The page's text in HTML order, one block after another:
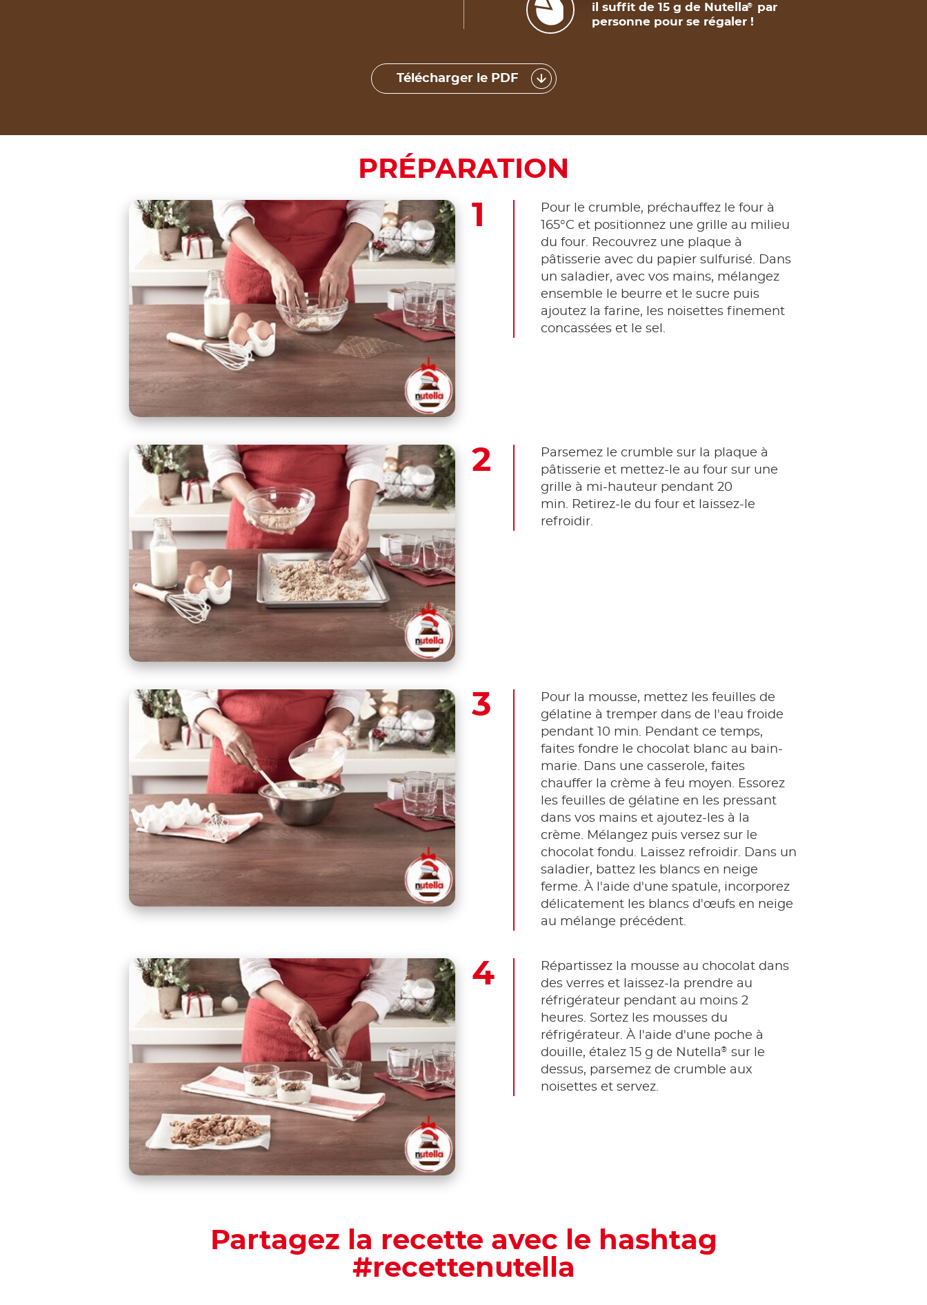
il suffit de 15 g de Nutella®
par
personne pour se régaler !
Télécharger le PDF
PRÉPARATION
Pour le crumble, préchauffez le four à
165°C et positionnez une grille au milieu
du four. Recouvrez une plaque à
pâtisserie avec du papier sulfurisé. Dans
un saladier, avec vos mains, mélangez
ensemble le beurre et le sucre puis
ajoutez la farine, les noisettes finement
concassées et le sel.
Parsemez le crumble sur la plaque à
pâtisserie et mettez-le au four sur une
grille à mi-hauteur pendant 20
min. Retirez-le du four et laissez-le
refroidir.
Pour la mousse, mettez les feuilles de
gélatine à tremper dans de l'eau froide
pendant 10 min. Pendant ce temps,
faites fondre le chocolat blanc au bain-
marie. Dans une casserole, faites
chauffer la crème à feu moyen. Essorez
les feuilles de gélatine en les pressant
dans vos mains et ajoutez-les à la
crème. Mélangez puis versez sur le
chocolat fondu. Laissez refroidir. Dans un
saladier, battez les blancs en neige
ferme. À l'aide d'une spatule, incorporez
délicatement les blancs d'œufs en neige
au mélange précédent.
Répartissez la mousse au chocolat dans
des verres et laissez-la prendre au
réfrigérateur pendant au moins 2
heures. Sortez les mousses du
réfrigérateur. À l'aide d'une poche à
douille, étalez 15 g de Nutella® sur le
dessus, parsemez de crumble aux
noisettes et servez.
Partagez la recette avec le hashtag
#recettenutella